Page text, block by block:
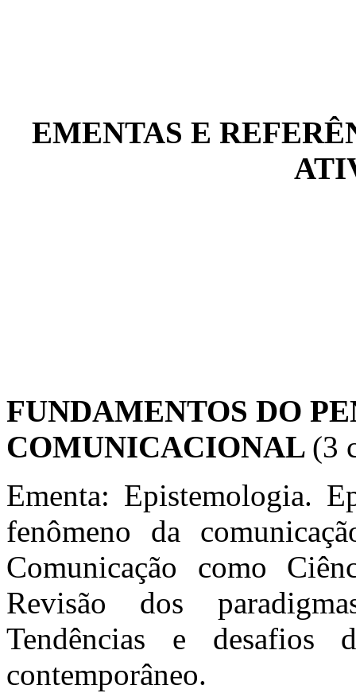
EMENTAS E
FUNDAMENTOS DO
COMUNICACIONAL (3
Ementa: Epistemologia.
fenômeno da
Comunicação como
Revisão dos
Tendências e desafios
contemporâneo.